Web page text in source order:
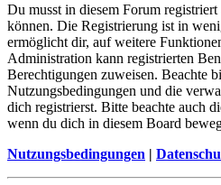
Du musst in diesem Forum
können. Die Registrierung ist in
ermöglicht dir, auf weitere
Administration kann registrierten
Berechtigungen zuweisen. Beachte
Nutzungsbedingungen und die
dich registrierst. Bitte beachte auch
wenn du dich in diesem Board
Nutzungsbedingungen |